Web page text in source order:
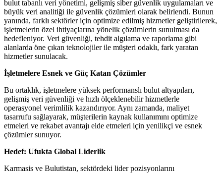
bulut tabanlı veri yönetimi, gelişmiş siber güvenlik uygulamaları ve
büyük veri analitiği ile güvenlik çözümleri olarak belirlendi. Bunun
yanında, farklı sektörler için optimize edilmiş hizmetler geliştirilerek,
işletmelerin özel ihtiyaçlarına yönelik çözümlerin sunulması da
hedefleniyor. Veri güvenliği, tehdit algılama ve raporlama gibi
alanlarda öne çıkan teknolojiler ile müşteri odaklı, fark yaratan
hizmetler sunulacak.
İşletmelere Esnek ve Güç Katan Çözümler
Bu ortaklık, işletmelere yüksek performanslı bulut altyapıları,
gelişmiş veri güvenliği ve hızlı ölçeklenebilir hizmetlerle
operasyonel verimlilik kazandırıyor. Aynı zamanda, maliyet
tasarrufu sağlayarak, müşterilerin kaynak kullanımını optimize
etmeleri ve rekabet avantajı elde etmeleri için yenilikçi ve esnek
çözümler sunuyor.
Hedef: Ufukta Global Liderlik
Karmasis ve Bulutistan, sektördeki lider pozisyonlarını